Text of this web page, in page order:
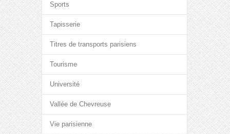
Sports
Tapisserie
Titres de transports parisiens
Tourisme
Université
Vallée de Chevreuse
Vie parisienne